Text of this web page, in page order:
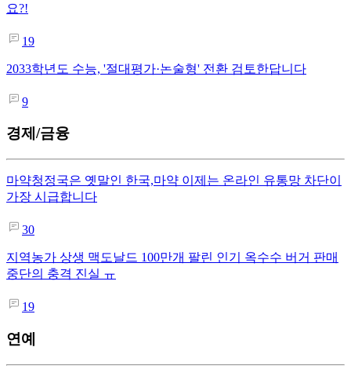
요?!
19
2033학년도 수능, '절대평가·논술형' 전환 검토한답니다
9
경제/금융
마약청정국은 옛말인 한국,마약 이제는 온라인 유통망 차단이
가장 시급합니다
30
지역농가 상생 맥도날드 100만개 팔린 인기 옥수수 버거 판매
중단의 충격 진실 ㅠ
19
연예